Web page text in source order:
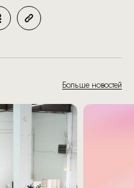
Больше новостей